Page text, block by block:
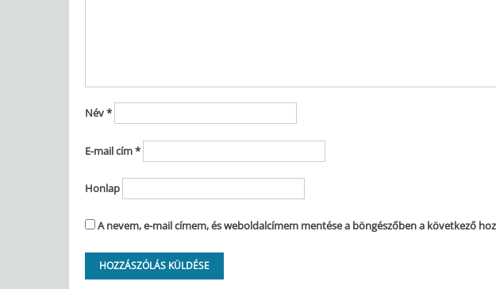
Név*
E-mail cím*
Honlap
A nevem, e-mail címem, és weboldalcímem mentése a böngészőben a következő